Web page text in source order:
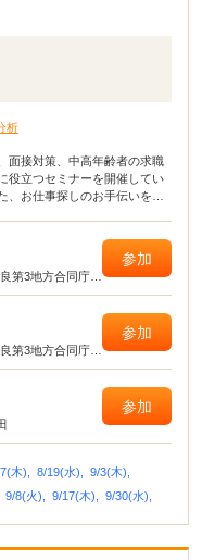
析
面接対策、中高年齢者の求職
役立つセミナーを開催してい
、お仕事探しのお手伝いをい
第3地方合同庁
参加
第3地方合同庁
参加
参加
木), 8/19(水),
9/3(木),
9/8(火), 9/17(木), 9/30(水),